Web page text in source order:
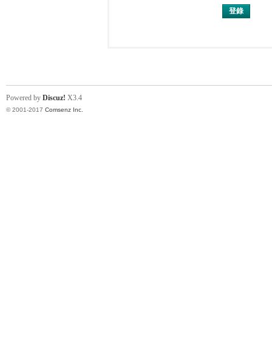
登錄
Powered by Discuz! X3.4
© 2001-2017 Comsenz Inc.